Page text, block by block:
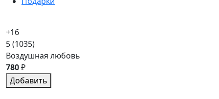
+16
5(1035)
Воздушная любовь
780₽
Добавить